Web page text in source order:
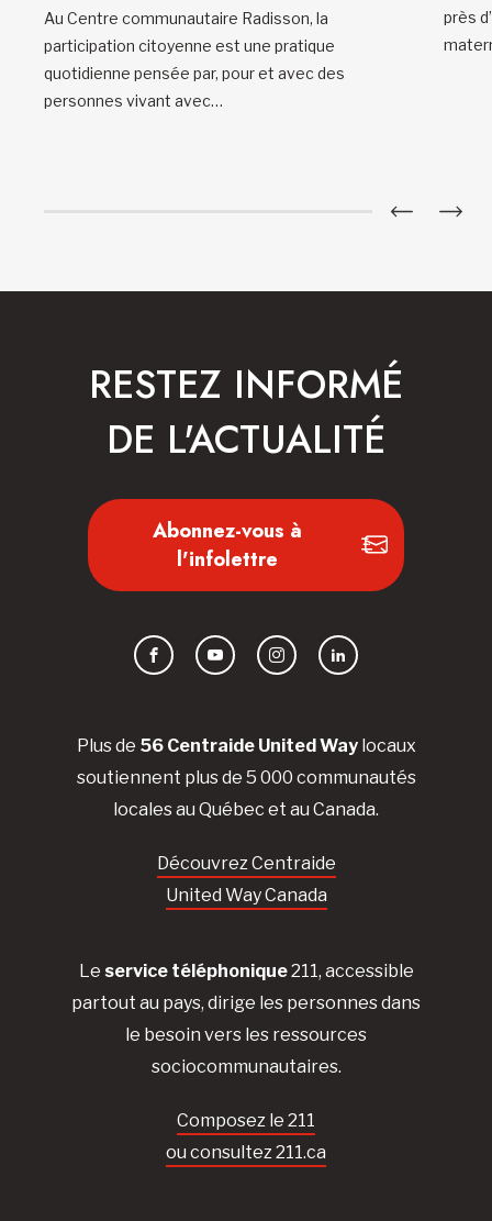
Au Centre communautaire Radisson, la
participation citoyenne est une pratique
quotidienne pensée par, pour et avec des
personnes vivant avec…
près
Plus de 56 Centraide United Waylocaux
soutiennent plus de 5 000 communautés
locales au Québec et au Canada.
Découvrez Centraide
United Way Canada
Le service téléphonique211, accessible
partout au pays, dirige les personnes dans
le besoin vers les ressources
sociocommunautaires.
Composez le 211
ou consultez 211.ca
RESTEZ INFORMÉ
DE L'ACTUALITÉ
Abonnez-vous à
l'infolettre
FacebookYouTubeInstagramLinkedIn